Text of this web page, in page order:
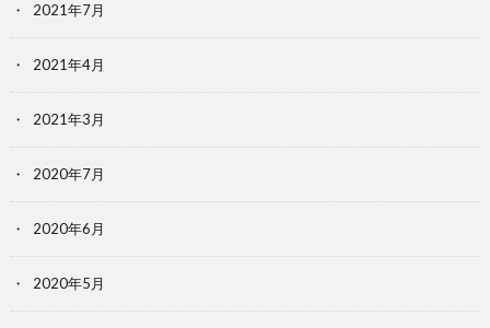
2021年7月
2021年4月
2021年3月
2020年7月
2020年6月
2020年5月